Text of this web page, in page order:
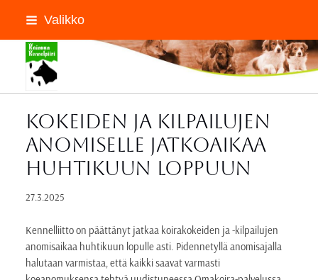
Siirry
sisältöön
Valikko
Kainuun Kennelpiiri ry
Kokeiden ja kilpailujen
anomiselle jatkoaikaa
huhtikuun loppuun
27.3.2025
Kennelliitto on päättänyt jatkaa koirakokeiden ja -kilpailujen
anomisaikaa huhtikuun lopulle asti. Pidennetyllä anomisajalla
halutaan varmistaa, että kaikki saavat varmasti